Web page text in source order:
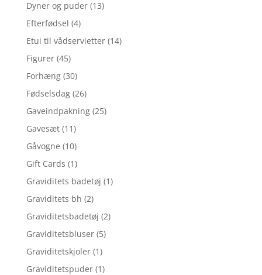
Dyner og puder (13)
Efterfødsel (4)
Etui til vådservietter (14)
Figurer (45)
Forhæng (30)
Fødselsdag (26)
Gaveindpakning (25)
Gavesæt (11)
Gåvogne (10)
Gift Cards (1)
Graviditets badetøj (1)
Graviditets bh (2)
Graviditetsbadetøj (2)
Graviditetsbluser (5)
Graviditetskjoler (1)
Graviditetspuder (1)